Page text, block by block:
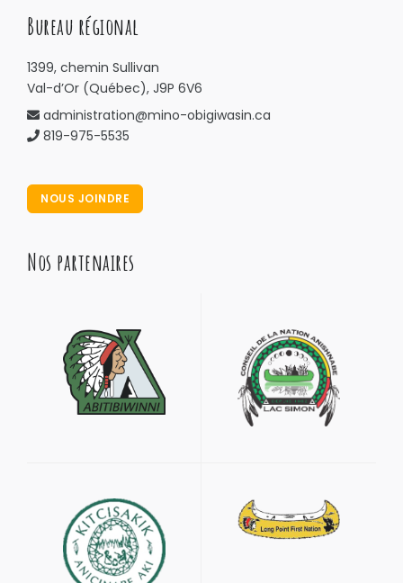
Bureau régional
1399, chemin Sullivan
Val-d’Or (Québec), J9P 6V6
administration@mino-obigiwasin.ca
819-975-5535
NOUS JOINDRE
Nos partenaires